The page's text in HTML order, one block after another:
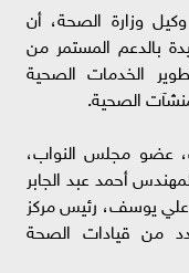
وزارة الصحة، أن
بالدعم المستمر من
الخدمات الصحية
الصحية.
عضو مجلس النواب،
أحمد عبد الجابر
يوسف، رئيس مركز
من قيادات الصحة